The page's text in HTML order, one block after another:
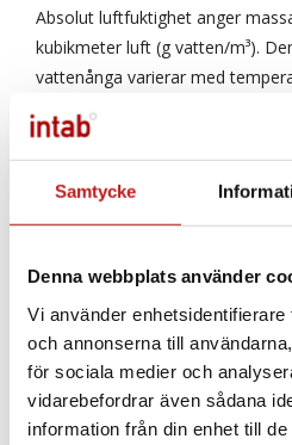
Samtycke
Denna webbplats använder
Vi använder
och annonserna till
för sociala medier och
vidarebefordrar även sådana
information från din enhet till
Absolut luftfuktighet anger
kubikmeter luft (g vatten/m³).
vattenånga varierar med
temperaturer kan luften
bildas kondens, än vad som är
temperaturer. Den absoluta
fyra gånger högre under
Detta beror på att en större
luftfuktigheten 2g/m³, vid 30°C är
200g/m³.